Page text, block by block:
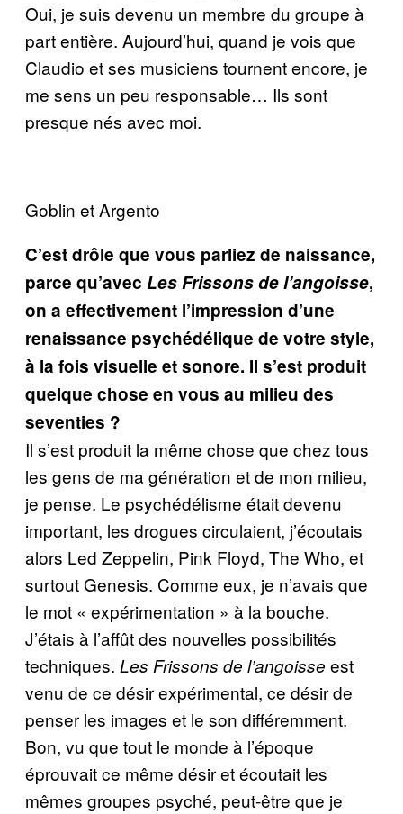
Oui, je suis devenu un membre du groupe à
part entière. Aujourd’hui, quand je vois que
Claudio et ses musiciens tournent encore, je
me sens un peu responsable… Ils sont
presque nés avec moi.
Goblin et Argento
C’est drôle que vous parliez de naissance,
parce qu’avec Les Frissons de l’angoisse,
on a effectivement l’impression d’une
renaissance psychédélique de votre style,
à la fois visuelle et sonore. Il s’est produit
quelque chose en vous au milieu des
seventies ?
Il s’est produit la même chose que chez tous
les gens de ma génération et de mon milieu,
je pense. Le psychédélisme était devenu
important, les drogues circulaient, j’écoutais
alors Led Zeppelin, Pink Floyd, The Who, et
surtout Genesis. Comme eux, je n’avais que
le mot « expérimentation » à la bouche.
J’étais à l’affût des nouvelles possibilités
techniques. Les Frissons de l’angoisse est
venu de ce désir expérimental, ce désir de
penser les images et le son différemment.
Bon, vu que tout le monde à l’époque
éprouvait ce même désir et écoutait les
mêmes groupes psyché, peut-être que je